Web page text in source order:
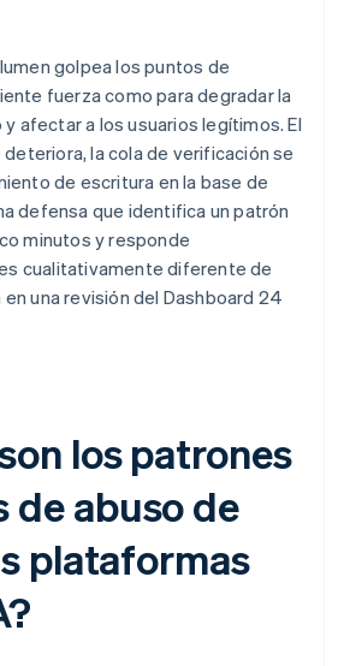
golpea los puntos de
fuerza como para degradar la
afectar a los usuarios legítimos. El
la cola de verificación se
de escritura en la base de
defensa que identifica un patrón
minutos y responde
cualitativamente diferente de
una revisión del Dashboard 24
los patrones
de abuso de
plataformas